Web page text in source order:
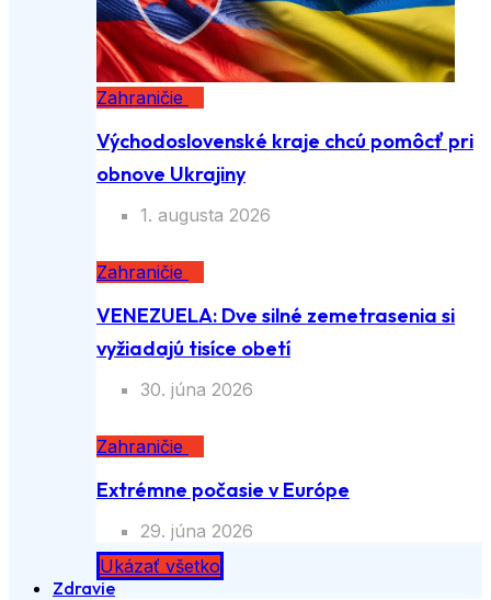
Zahraničie
Východoslovenské kraje chcú pomôcť pri
obnove Ukrajiny
1. augusta 2026
Zahraničie
VENEZUELA: Dve silné zemetrasenia si
vyžiadajú tisíce obetí
30. júna 2026
Zahraničie
Extrémne počasie v Európe
29. júna 2026
Ukázať všetko
Zdravie